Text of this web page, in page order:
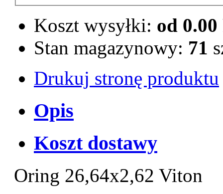
Koszt wysyłki: od
Stan magazynowy: 71
Drukuj stronę produktu
Opis
Koszt dostawy
Oring 26,64x2,62 Viton